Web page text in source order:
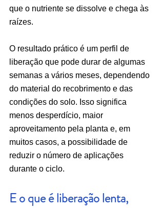
que o nutriente se dissolve e chega às
raízes.
O resultado prático é um perfil de
liberação que pode durar de algumas
semanas a vários meses, dependendo
do material do recobrimento e das
condições do solo. Isso significa
menos desperdício, maior
aproveitamento pela planta e, em
muitos casos, a possibilidade de
reduzir o número de aplicações
durante o ciclo.
E o que é liberação lenta,